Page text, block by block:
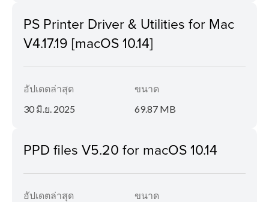
PS Printer Driver & Utilities for Mac
V4.17.19 [macOS 10.14]
อัปเดตล่าสุด
30 มิ.ย. 2025
ขนาด
69.87 MB
PPD files V5.20 for macOS 10.14
อัปเดตล่าสุด
ขนาด